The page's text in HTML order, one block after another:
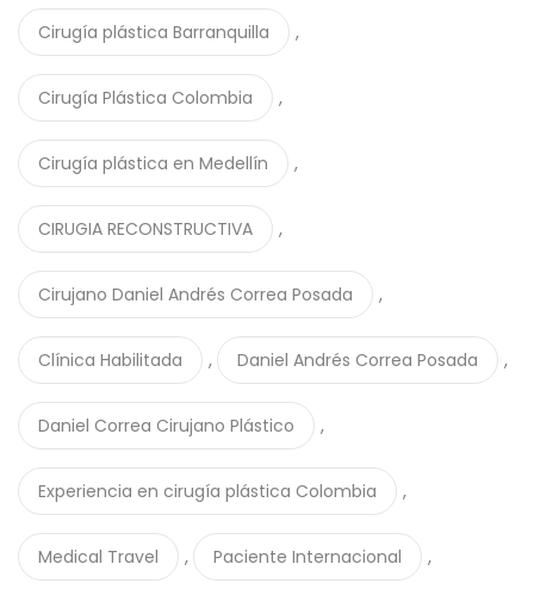
Cirugía plástica Barranquilla ,
Cirugía Plástica Colombia ,
Cirugía plástica en Medellín ,
CIRUGIA RECONSTRUCTIVA ,
Cirujano Daniel Andrés Correa Posada ,
Clínica Habilitada , Daniel Andrés Correa Posada ,
Daniel Correa Cirujano Plástico ,
Experiencia en cirugía plástica Colombia ,
Medical Travel , Paciente Internacional ,